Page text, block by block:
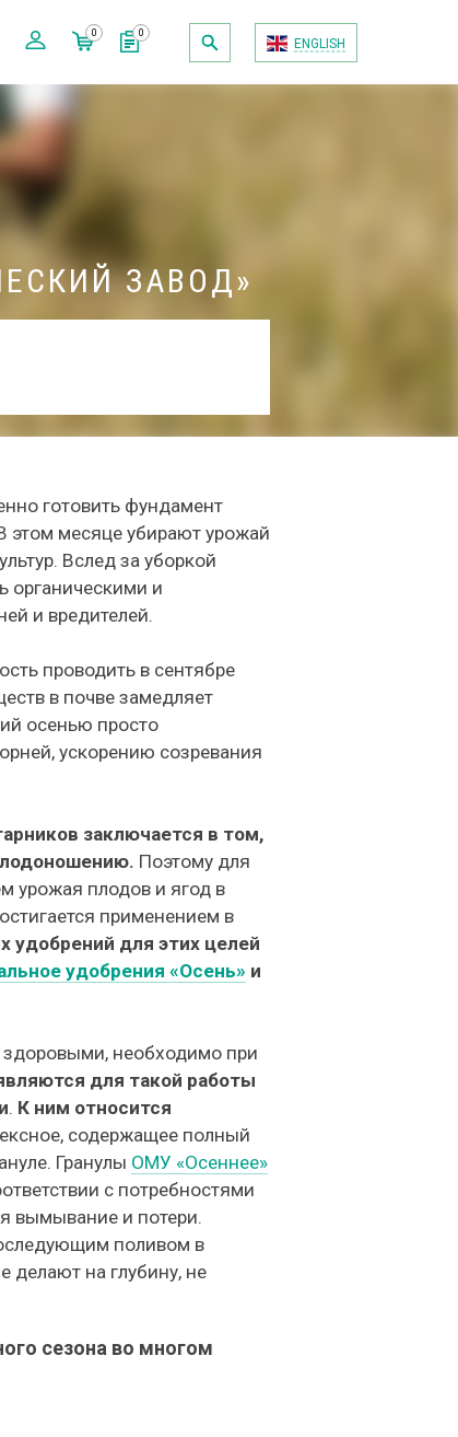
ENGLISH
0 0
ЗАВОД»
готовить фундамент
этом месяце убирают урожай
Вслед за уборкой
органическими и
и вредителей.
проводить в сентябре
в почве замедляет
осенью просто
ускорению созревания
заключается в том,
Поэтому для
урожая плодов и ягод в
применением в
удобрений для этих целей
удобрения «Осень» и
необходимо при
для такой работы
. К ним относится
содержащее полный
Гранулы ОМУ «Осеннее»
с потребностями
вымывание и потери.
поливом в
делают на глубину, не
сезона во многом